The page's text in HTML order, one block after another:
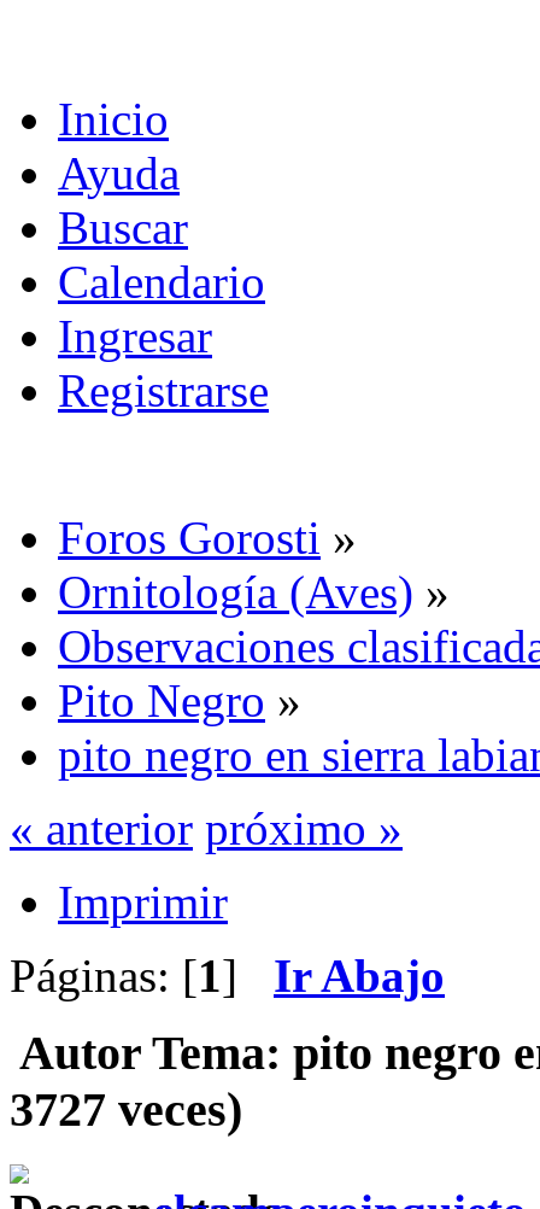
Inicio
Ayuda
Buscar
Calendario
Ingresar
Registrarse
Foros Gorosti »
Ornitología (Aves) »
Observaciones
Pito Negro »
pito negro en sierra
« anterior próximo »
Imprimir
Páginas: [1] Ir Abajo
Autor Tema: pito negro
3727 veces)